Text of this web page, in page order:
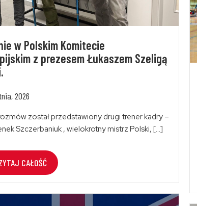
w Polskim Komitecie
z prezesem Łukaszem Szeligą
2026
został przedstawiony drugi trener kadry –
Szczerbaniuk , wielokrotny mistrz Polski, […]
CAŁOŚĆ